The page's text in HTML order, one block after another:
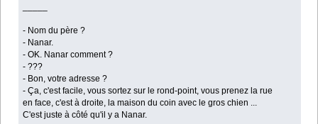
- Nom du père ?
- Nanar.
- OK. Nanar comment ?
- ???
- Bon, votre adresse ?
- Ça, c'est facile, vous sortez sur le rond-point, vous prenez la rue
en face, c'est à droite, la maison du coin avec le gros chien ...
C'est juste à côté qu'il y a Nanar.